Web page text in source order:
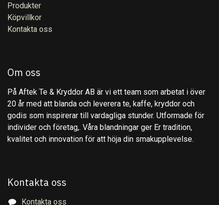
Produkter
Köpvillkor
Kontakta oss
Om oss
På Aftek Te & Kryddor AB är vi ett team som arbetat i över
20 år med att blanda och leverera te, kaffe, kryddor och
godis som inspirerar till vardagliga stunder. Utformade för
individer och företag,. Våra blandningar ger Er tradition,
kvalitet och innovation för att höja din smakupplevelse.
Kontakta oss
Kontakta oss